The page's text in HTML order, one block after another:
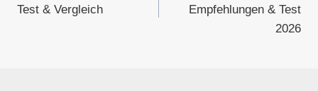
Test & Vergleich
Empfehlungen & Test
2026